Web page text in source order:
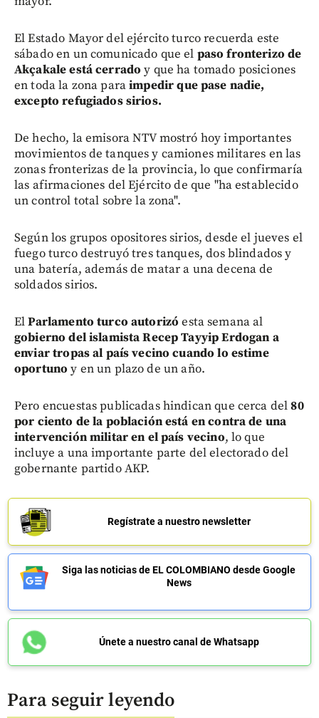
El Estado Mayor del ejército turco recuerda este
sábado en un comunicado que el paso fronterizo de
Akçakale está cerrado y que ha tomado posiciones
en toda la zona paraimpedir que pase nadie,
excepto refugiados sirios.
De hecho, la emisora NTV mostró hoy importantes
movimientos de tanques y camiones militares en las
zonas fronterizas de la provincia, lo que confirmaría
las afirmaciones del Ejército de que "ha establecido
un control total sobre la zona".
Según los grupos opositores sirios, desde el jueves el
fuego turco destruyó tres tanques, dos blindados y
una batería, además de matar a una decena de
soldados sirios.
ElParlamento turco autorizó esta semana al
gobierno del islamista Recep Tayyip Erdogan a
enviar tropas al país vecino cuando lo estime
oportuno y en un plazo de un año.
Pero encuestas publicadas hindican que cerca del80
por ciento de la población está en contra de una
intervención militar en el país vecino, lo que
incluye a una importante parte del electorado del
gobernante partido AKP.
Regístrate a nuestro newsletter
Siga las noticias de EL COLOMBIANO desde Google
News
Únete a nuestro canal de Whatsapp
Para seguir leyendo